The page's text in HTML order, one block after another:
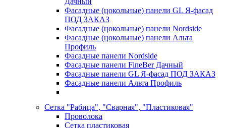
Фасадные (цокольные) панели GL Я-фасад
ПОД ЗАКАЗ
Фасадные (цокольные) панели Nordside
Фасадные (цокольные) панели Альта
Профиль
Фасадные панели Nordside
Фасадные панели FineBer Дачный
Фасадные панели GL Я-фасад ПОД ЗАКАЗ
Фасадные панели Альта Профиль
Сетка "Рабица", "Сварная", "Пластиковая"
Проволока
Сетка пластиковая